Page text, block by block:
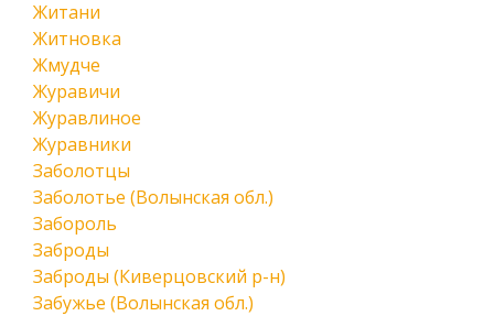
Житани
Житновка
Жмудче
Журавичи
Журавлиное
Журавники
Заболотцы
Заболотье (Волынская обл.)
Забороль
Заброды
Заброды (Киверцовский р-н)
Забужье (Волынская обл.)